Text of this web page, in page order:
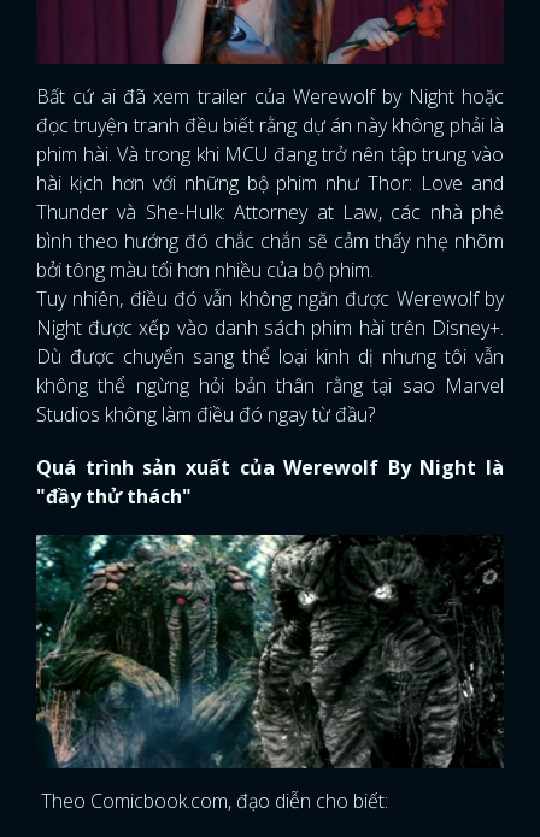
Bất cứ ai đã xem trailer của Werewolf by Night hoặc
đọc truyện tranh đều biết rằng dự án này không phải là
phim hài. Và trong khi MCU đang trở nên tập trung vào
hài kịch hơn với những bộ phim như Thor: Love and
Thunder và She-Hulk: Attorney at Law, các nhà phê
bình theo hướng đó chắc chắn sẽ cảm thấy nhẹ nhõm
bởi tông màu tối hơn nhiều của bộ phim.
Tuy nhiên, điều đó vẫn không ngăn được Werewolf by
Night được xếp vào danh sách phim hài trên Disney+.
Dù được chuyển sang thể loại kinh dị nhưng tôi vẫn
không thể ngừng hỏi bản thân rằng tại sao Marvel
Studios không làm điều đó ngay từ đầu?
Quá trình sản xuất của Werewolf By Night là
"đầy thử thách"
Theo Comicbook.com, đạo diễn cho biết: